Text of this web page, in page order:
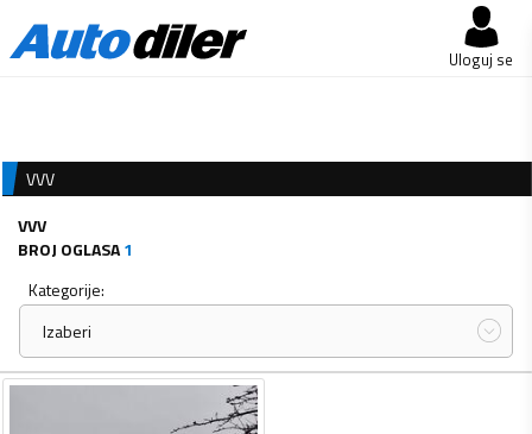
Uloguj se
VVV
VVV
BROJ OGLASA1
Kategorije:
Izaberi